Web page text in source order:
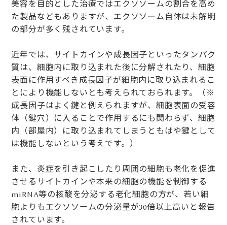
美容を目的とした治療ではエクソソームの割合を高め
た製品などもありますが、エクソソーム自体は未解明
の部分が多く残されています。
近年では、サイトカインや成長因子といったタンパク
質は、細胞内に取り込まれた後に分解されたり、細胞
表面に作用すべき成長因子が細胞内に取り込まれるこ
とにより機能しないとも考えられておられます。（※
成長因子はよく鍵と例えられますが、細胞表面の受容
体（鍵穴）に入ることで作用するにも関わらず、細胞
内（部屋内）に取り込まれてしまうともはや鍵として
は機能しないという考えです。）
また、炎症を引き起こしたり周囲の細胞も老化を促進
させるサイトカインや本来の細胞の機能を制御する
miRNA等の核酸を分泌する老化細胞の方が、若い細
胞よりもエクソソームの分泌量が30倍以上高いと報告
されています。